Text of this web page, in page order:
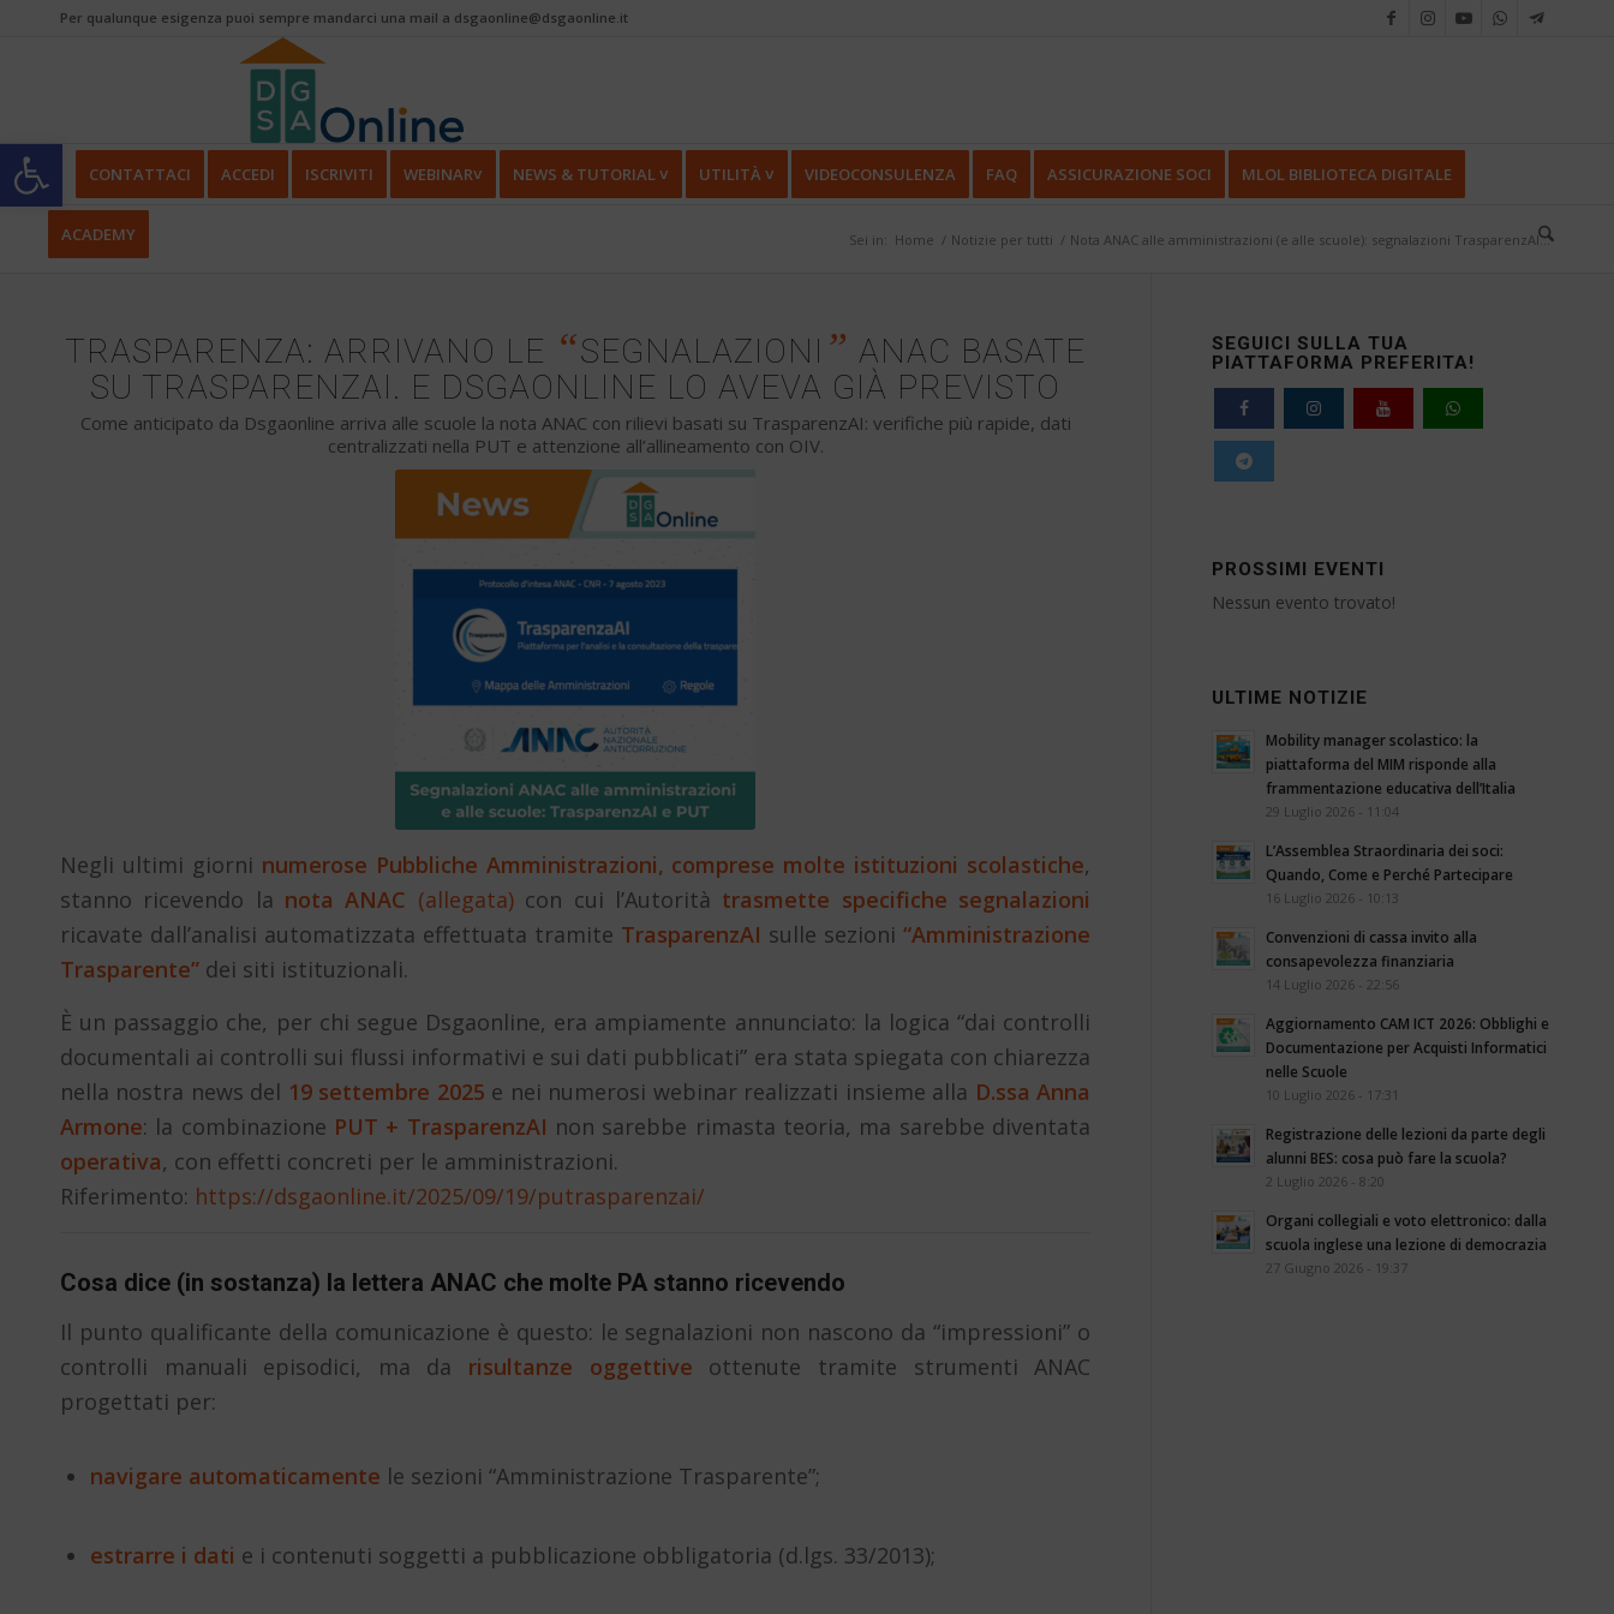
Apri la barra degli strumenti
Per qualunque esigenza puoi sempre mandarci una mail a dsgaonline@dsgaonline.it
CONTATTACI ACCEDI ISCRIVITI WEBINAR˅ NEWS & TUTORIAL ˅ UTILITÀ ˅ VIDEOCONSULENZA FAQ ASSICURAZIONE SOCI MLOL BIBLIOTECA DIGITALE
ACADEMY Sei in: Home / Notizie per tutti / Nota ANAC alle amministrazioni (e alle scuole): segnalazioni TrasparenzAI...
TRASPARENZA: ARRIVANO LE “SEGNALAZIONI ” ANAC BASATE
SU TRASPARENZAI. E DSGAONLINE LO AVEVA GIÀ PREVISTO
Come anticipato da Dsgaonline arriva alle scuole la nota ANAC con rilievi basati su TrasparenzAI: verifiche più rapide, dati
centralizzati nella PUT e attenzione all’allineamento con OIV.
Negli ultimi giorni numerose Pubbliche Amministrazioni, comprese molte istituzioni scolastiche,
stanno ricevendo la nota ANAC (allegata)con cui l’Autorità trasmette specifiche segnalazioni
ricavate dall’analisi automatizzata effettuata tramite TrasparenzAI sulle sezioni“Amministrazione
Trasparente” dei siti istituzionali.
È un passaggio che, per chi segue Dsgaonline, era ampiamente annunciato: la logica “dai controlli
documentali ai controlli sui flussi informativi e sui dati pubblicati” era stata spiegata con chiarezza
nella nostra news del 19 settembre 2025 e nei numerosi webinar realizzati insieme alla D.ssa Anna
Armone: la combinazione PUT + TrasparenzAI non sarebbe rimasta teoria, ma sarebbe diventata
operativa, con effetti concreti per le amministrazioni.
Riferimento: https://dsgaonline.it/2025/09/19/putrasparenzai/
Cosa dice (in sostanza) la lettera ANAC che molte PA stanno ricevendo
Il punto qualificante della comunicazione è questo: le segnalazioni non nascono da “impressioni” o
controlli manuali episodici, ma da risultanze oggettive ottenute tramite strumenti ANAC
progettati per:
navigare automaticamente le sezioni “Amministrazione Trasparente”;
estrarre i dati e i contenuti soggetti a pubblicazione obbligatoria (d.lgs. 33/2013);
SEGUICI SULLA TUA
PIATTAFORMA PREFERITA!
PROSSIMI EVENTI
Nessun evento trovato!
ULTIME NOTIZIE
Mobility manager scolastico: la
piattaforma del MIM risponde alla
frammentazione educativa dell’Italia
29 Luglio 2026 - 11:04
L’Assemblea Straordinaria dei soci:
Quando, Come e Perché Partecipare
16 Luglio 2026 - 10:13
Convenzioni di cassa invito alla
consapevolezza finanziaria
14 Luglio 2026 - 22:56
Aggiornamento CAM ICT 2026: Obblighi e
Documentazione per Acquisti Informatici
nelle Scuole
10 Luglio 2026 - 17:31
Registrazione delle lezioni da parte degli
alunni BES: cosa può fare la scuola?
2 Luglio 2026 - 8:20
Organi collegiali e voto elettronico: dalla
scuola inglese una lezione di democrazia
27 Giugno 2026 - 19:37